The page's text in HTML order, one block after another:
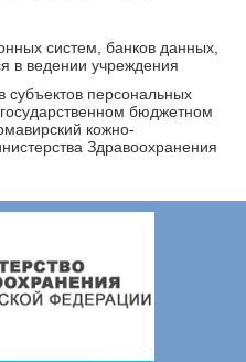
систем, банков данных,
в ведении учреждения
персональных
бюджетном
кожно-
Здравоохранения